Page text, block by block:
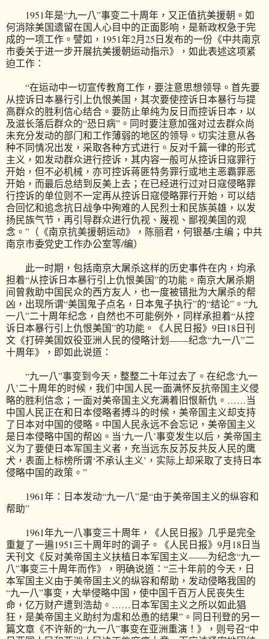
1951年是“九一八”事变二十周年，又正值抗美援朝。如
何消除美国遗留在国人心目中的正面影响，是新政权急于完
成的一项工作。譬如，1951年2月25日发布的一份《中共南京
市委关于进一步开展抗美援朝运动指示》，如此表述这项紧
迫工作：
“在运动中一切宣传教育工作，要注意思想领导。首先要
从控诉日本暴行引上仇恨美国，其次要使控诉日本暴行与提
高群众的胜利信心结合。要防止单纯为反日而控诉日本，以
及滋长落后群众的“恐日病”。同时要注意加强对过去群众尚
未充分发动的部门和工作薄弱的地区的领导。切实注意从各
种不同情况出发，采取各种方式进行。反对千篇一律的形式
主义，如发动群众进行控诉，其内容一般可从控诉日寇罪行
开始，但不必机械，亦可控诉蒋匪特务罪行或地主恶霸罪恶
开始，而最后总结到反美上去；在已经进行过对日寇侵略罪
行控诉的单位则不一定再从控诉日寇侵略罪行开始，可以结
合回忆和追念抗日战争中殉难的人民烈士和民族英雄，以发
扬民族气节，再引导群众进行仇视、蔑视、鄙视美国的观
念。”（《南京抗美援朝运动》，陈丽君，何银基/主编；中共
南京市委党史工作办公室等/编）
此一时期，包括南京大屠杀这样的历史事件在内，均承
担着“从控诉日本暴行引上仇恨美国”的功能。南京大屠杀期
间曾救助中国民众的西方友人，也一度被错批为大屠杀的帮
凶，出现所谓“美国鬼子点名，日本鬼子执行”的“结论”。“九
一八”二十周年纪念，自然也不可能例外，同样承担着“从控
诉日本暴行引上仇恨美国”的功能。《人民日报》9曰18日刊
文《打碎美国奴役亚洲人民的侵略计划——纪念“九一八”二
十周年》，即如此说道：
“九一八”事变到今天，整整二十年过去了。在纪念‘九一
八’二十周年的时候，我们中国人民一面满怀反抗帝国主义侵
略的胜利信念；一面对美帝国主义充满着旧恨新仇。……当
中国人民正在和日本侵略者搏斗的时候，美帝国主义却支持
了日本对中国的侵略。中国人民永远不会忘记，美帝国主义
是日本侵略中国的帮凶。当‘九一八’事变发生以后，美帝国主
义为了要使日本军国主义者，充当远东反苏反共反人民的鹰
犬，表面上标榜所谓‘不承认主义’，实际上却采取了支持日本
侵略中国的政策。”
1961年：日本发动“九一八”是“由于美帝国主义的纵容和
帮助”
1961年九一八事变三十周年，《人民日报》几乎是完全
重复了一遍1951三十周年时的调子。《人民日报》9月18日当
天刊文《反对美帝国主义扶植日本军国主义——为纪念“九一
八”事变三十周年而作》，明确说道：“三十年前的今天，日
本军国主义由于美帝国主义的纵容和帮助，发动侵略我国的
“九一八”事变，大举侵略中国，使中国千百万人民丧失生
命，亿万财产遭到浩劫。……日本军国主义之所以如此猖
狂，是美帝国主义助纣为虐和怂恿的结果”。同日刊登的另一
篇文章《不许新的“九一八”事变在亚洲重演！》，则号召“中